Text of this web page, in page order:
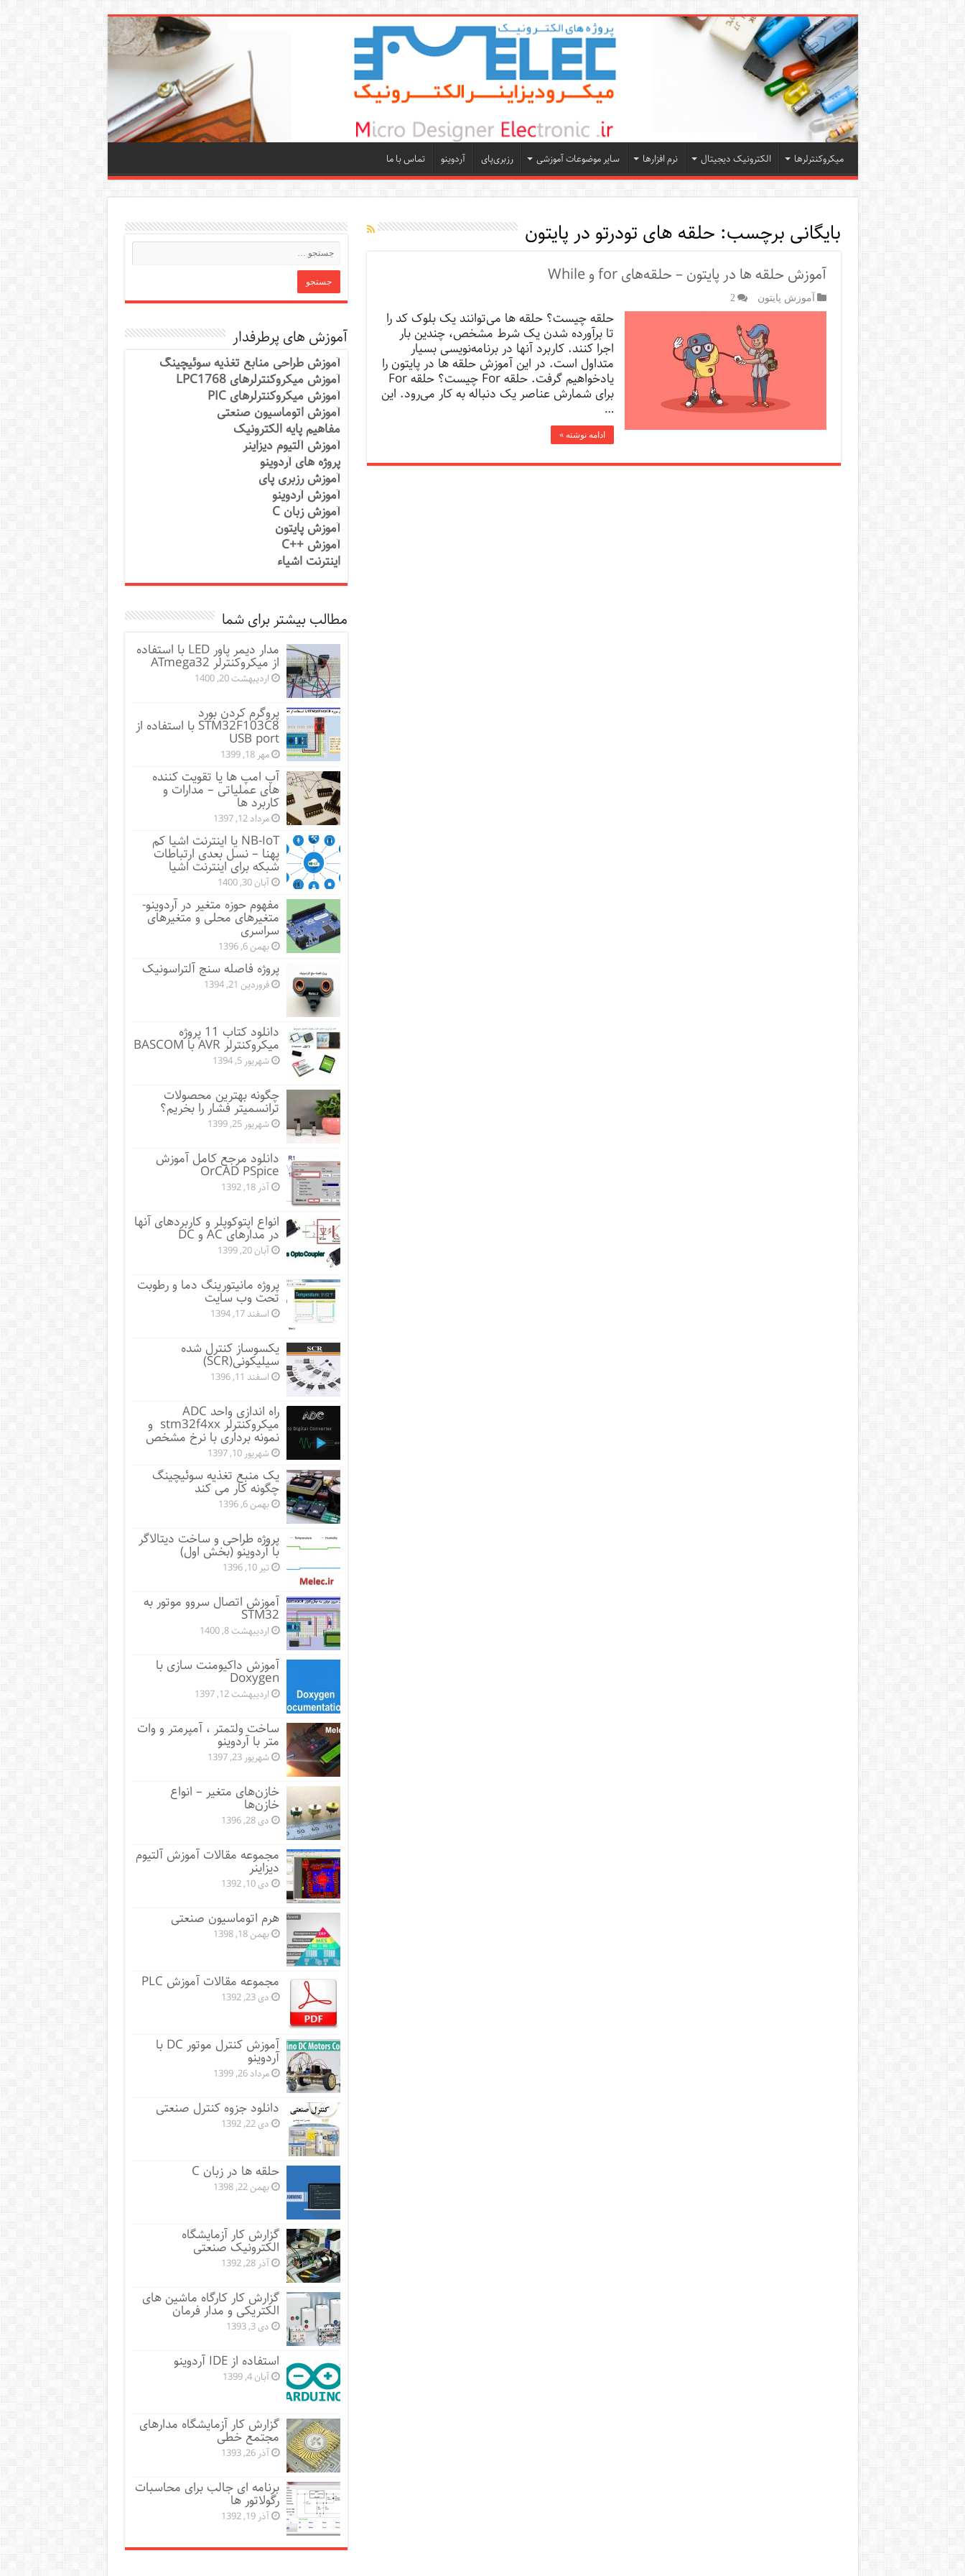
میکروکنترلرها الکترونیک دیجیتال نرم افزارها سایر موضوعات آموزشی رزبری‌پای آردوینو تماس با ما
بایگانی برچسب: حلقه های تودرتو در پایتون
آموزش حلقه ها در پایتون – حلقه‌های‌ for و While
آموزش پایتون 2
حلقه چیست؟ حلقه ها می‌توانند یک بلوک کد را
تا برآورده شدن یک شرط مشخص، چندین بار
اجرا کنند. کاربرد آنها در برنامه‌نویسی بسیار
متداول است. در این آموزش حلقه ها در پایتون را
یادخواهیم گرفت. حلقه For چیست؟ حلقه For
برای شمارش عناصر یک دنباله به‌ کار می‌رود. این
…
ادامه نوشته »
آموزش های پرطرفدار
آموزش طراحی منابع تغذیه سوئیچینگ
آموزش میکروکنترلرهای LPC1768
آموزش میکروکنترلرهای PIC
آموزش اتوماسیون صنعتی
مفاهیم پایه الکترونیک
آموزش آلتیوم دیزاینر
پروژه های آردوینو
آموزش رزبری پای
آموزش آردوینو
آموزش زبان C
آموزش پایتون
آموزش ++C
اینترنت اشیاء
مطالب بیشتر برای شما
مدار دیمر پاور LED با استفاده
از میکروکنترلر ATmega32
اردیبهشت 20, 1400
پروگرم کردن بورد
STM32F103C8 با استفاده از
USB port
مهر 18, 1399
آپ امپ ها یا تقویت کننده
های عملیاتی – مدارات و
کاربرد ها
مرداد 12, 1397
NB-IoT یا اینترنت اشیا کم
پهنا – نسل بعدی ارتباطات
شبکه برای اینترنت اشیا
آبان 30, 1400
مفهوم حوزه متغیر در آردوینو-
متغیرهای محلی و متغیرهای
سراسری
بهمن 6, 1396
پروژه فاصله سنج آلتراسونیک
فروردین 21, 1394
دانلود کتاب 11 پروژه
میکروکنترلر AVR با BASCOM
شهریور 5, 1394
چگونه بهترین محصولات
ترانسمیتر فشار را بخریم؟
شهریور 25, 1399
دانلود مرجع کامل آموزش
OrCAD PSpice
آذر 18, 1392
انواع اپتوکوپلر و کاربردهای آنها
در مدارهای AC و DC
آبان 20, 1399
پروژه مانيتورينگ دما و رطوبت
تحت وب سایت
اسفند 17, 1394
یکسوساز کنترل شده
سیلیکونی(SCR)
اسفند 11, 1396
راه اندازی واحد ADC
میکروکنترلر stm32f4xx و
نمونه برداری با نرخ مشخص
شهریور 10, 1397
یک منبع تغذیه سوئیچینگ
چگونه کار می کند
بهمن 6, 1396
پروژه طراحی و ساخت دیتالاگر
با آردوینو (بخش اول)
تیر 10, 1396
آموزش اتصال سروو موتور به
STM32
اردیبهشت 8, 1400
آموزش داکیومنت سازی با
Doxygen
اردیبهشت 12, 1397
ساخت ولتمتر ، آمپرمتر و وات
متر با آردوینو
شهریور 23, 1397
خازن‌های متغیر – انواع
خازن‌ها
دی 28, 1396
مجموعه مقالات آموزش آلتیوم
دیزاینر
دی 10, 1392
هرم اتوماسیون صنعتی
بهمن 18, 1398
مجموعه مقالات آموزش PLC
دی 23, 1392
آموزش کنترل موتور DC با
آردوینو
مرداد 26, 1399
دانلود جزوه کنترل صنعتی
دی 22, 1392
حلقه ها در زبان C
بهمن 22, 1398
گزارش کار آزمایشگاه
الکترونیک صنعتی
آذر 28, 1392
گزارش کار کارگاه ماشین های
الکتریکی و مدار فرمان
دی 3, 1393
استفاده از IDE آردوینو
آبان 4, 1399
گزارش کار آزمایشگاه مدارهای
مجتمع خطی
آذر 26, 1393
برنامه ای جالب برای محاسبات
رگولاتور ها
آذر 19, 1392